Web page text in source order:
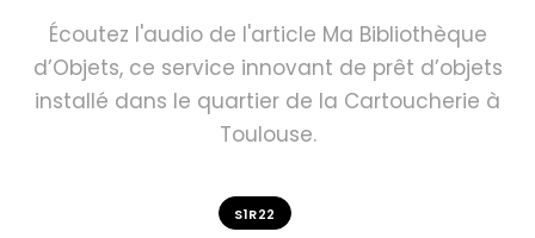
Écoutez l'audio de l'article Ma Bibliothèque
d’Objets, ce service innovant de prêt d’objets
installé dans le quartier de la Cartoucherie à
Toulouse.
S1R22